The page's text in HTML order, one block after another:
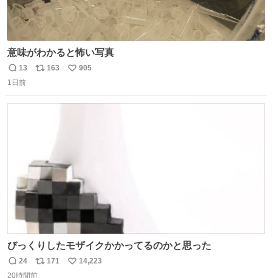
意味がわかると怖い写真
返
信
13
リ
163
い
905
1日前
びっくりしたモザイクかかってるのかと思った
返
24
リ
171
い
14,223
20時間前